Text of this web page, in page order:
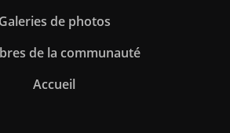
Galeries de photos
de la communauté
Accueil